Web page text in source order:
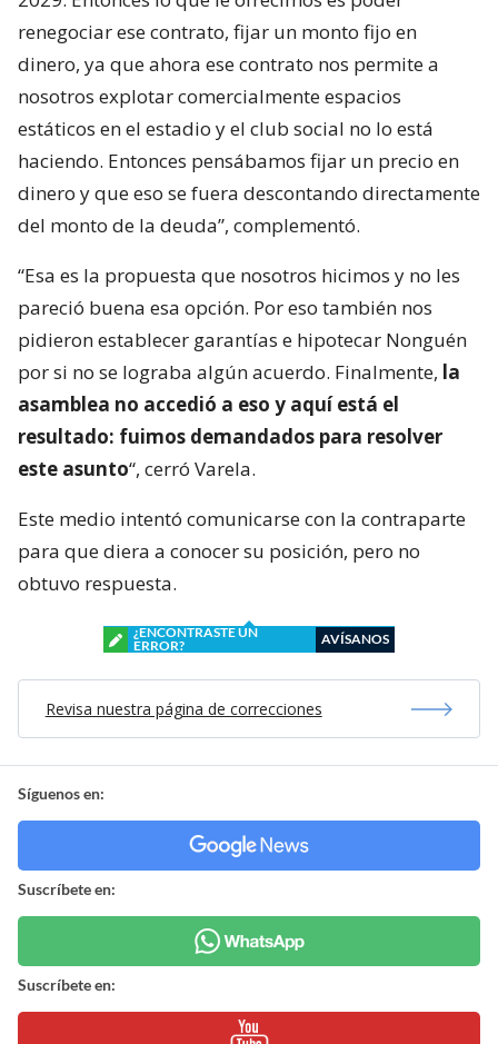
renegociar ese contrato, fijar un monto fijo en
dinero, ya que ahora ese contrato nos permite a
nosotros explotar comercialmente espacios
estáticos en el estadio y el club social no lo está
haciendo. Entonces pensábamos fijar un precio en
dinero y que eso se fuera descontando directamente
del monto de la deuda”, complementó.
“Esa es la propuesta que nosotros hicimos y no les
pareció buena esa opción. Por eso también nos
pidieron establecer garantías e hipotecar Nonguén
por si no se lograba algún acuerdo. Finalmente, la
asamblea no accedió a eso y aquí está el
resultado: fuimos demandados para resolver
este asunto“, cerró Varela.
Este medio intentó comunicarse con la contraparte
para que diera a conocer su posición, pero no
obtuvo respuesta.
¿ENCONTRASTE UN
ERROR?
AVÍSANOS
Revisa nuestra página de correcciones
Síguenos en:
Suscríbete en:
Suscríbete en: